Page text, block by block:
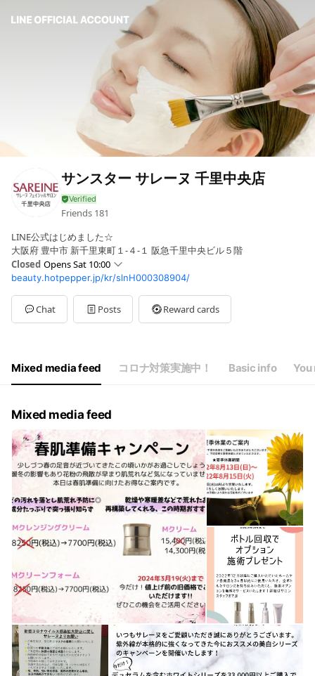
サンスター サレーヌ 千里中央店
Friends 181
LINE公式はじめました☆
大阪府 豊中市 新千里東町１-４-１ 阪急千里中央ビル５階
Closed Opens Sat 10:00
SunClosed
Mon10:00 - 20:00
Tue10:00 - 20:00
Wed10:00 - 20:00
Sat
10:00 - 20:00
祝日の場合、休業とさせていただきます。
beauty.hotpepper.jp/kr/slnH000308904/
Chat Posts Reward cards
Mixed media feed コロナ対策実施中！ Basic info
Mixed media feed